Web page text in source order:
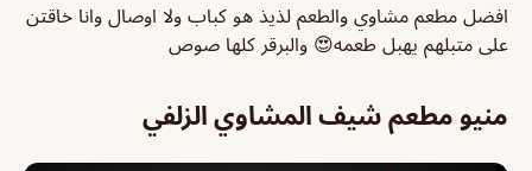
افضل مطعم مشاوي والطعم لذيذ هو كباب ولا اوصال وانا خاقتن
على متبلهم يهبل طعمه😍 والبرقر كلها صوص
منيو مطعم شيف المشاوي الزلفي